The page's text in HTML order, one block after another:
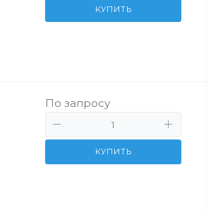
КУПИТЬ
По запросу
КУПИТЬ